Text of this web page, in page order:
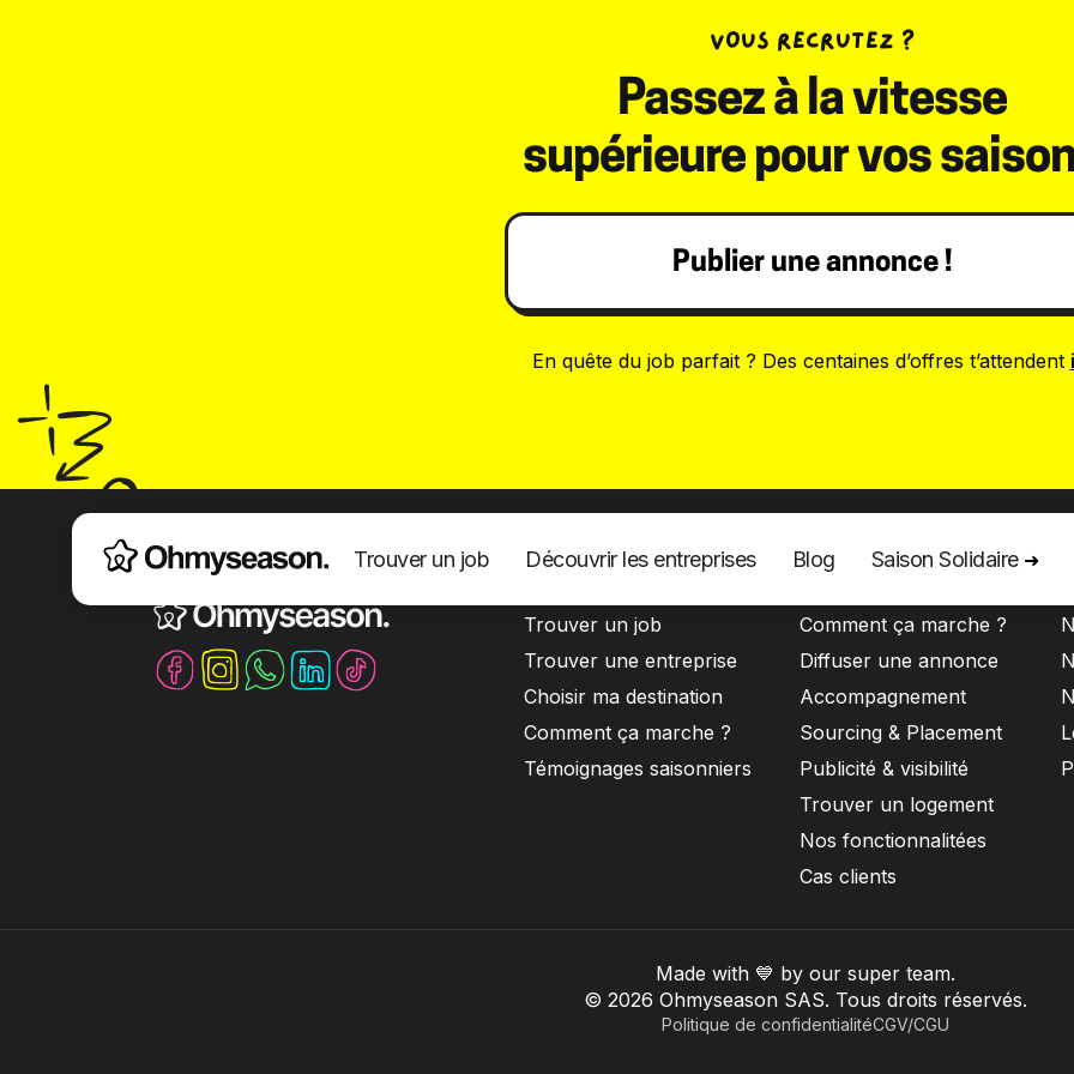
VOUS RECRUTEZ ?
Passez à la vitesse
supérieure pour vos
Publier une annonce !
En quête du job parfait ? Des centaines d’offres t’attendent
Trouver un job Découvrir les entreprises Blog Saison Solidaire ➜
La plateforme 100% jobs saisonniers
Trouver un job
Trouver une entreprise
Choisir ma destination
Comment ça marche ?
Témoignages saisonniers
Comment ça marche ?
Diffuser une annonce
Accompagnement
Sourcing & Placement
Publicité & visibilité
Trouver un logement
Nos fonctionnalitées
Cas clients
Made with 💙 by our super team.
© 2026 Ohmyseason SAS. Tous droits réservés.
Politique de confidentialitéCGV/CGU